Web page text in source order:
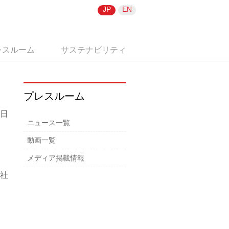
スルーム サステナビリティ
JP EN
プレスルーム
ニュース一覧
動画一覧
メディア掲載情報